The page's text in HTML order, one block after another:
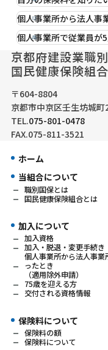
個人事業所から法人事
個人事業所で従業員が
京都府建設業職
国民健康保険組合
〒604-8804
京都市中京区壬生坊城
TEL.075-801-0478
FAX.075-811-3521
ホーム
当組合について
職別国保とは
国民健康保険組合とは
加入について
加入資格
加入・脱退・変更手続き
個人事業所から法人事業
ったとき
（適用除外申請）
75歳を迎える方
交付される資格情報
保険料について
保険料の額
保険料について